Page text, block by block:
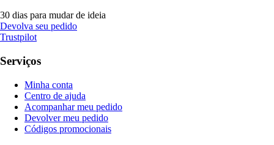
30 dias para mudar de ideia
Devolva seu pedido
Trustpilot
Serviços
Minha conta
Centro de ajuda
Acompanhar meu pedido
Devolver meu pedido
Códigos promocionais